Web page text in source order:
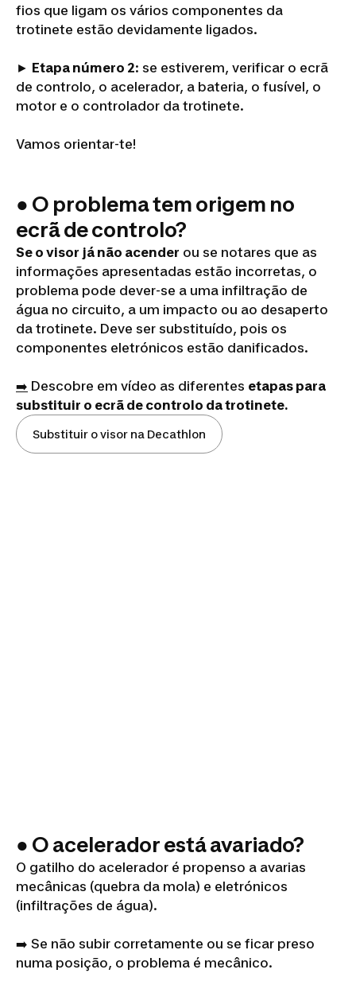
fios que ligam os vários componentes da
trotinete estão devidamente ligados.
► Etapa número 2: se estiverem, verificar o ecrã
de controlo, o acelerador, a bateria, o fusível, o
motor e o controlador da trotinete.
Vamos orientar-te!
● O problema tem origem no
ecrã de controlo?
Se o visor já não acender ou se notares que as
informações apresentadas estão incorretas, o
problema pode dever-se a uma infiltração de
água no circuito, a um impacto ou ao desaperto
da trotinete. Deve ser substituído, pois os
componentes eletrónicos estão danificados.
➡ ️ Descobre em vídeo as diferentes etapas para
substituir o ecrã de controlo da trotinete.
Substituir o visor na Decathlon
● O acelerador está avariado?
O gatilho do acelerador é propenso a avarias
mecânicas (quebra da mola) e eletrónicos
(infiltrações de água).
➡️ Se não subir corretamente ou se ficar preso
numa posição, o problema é mecânico.